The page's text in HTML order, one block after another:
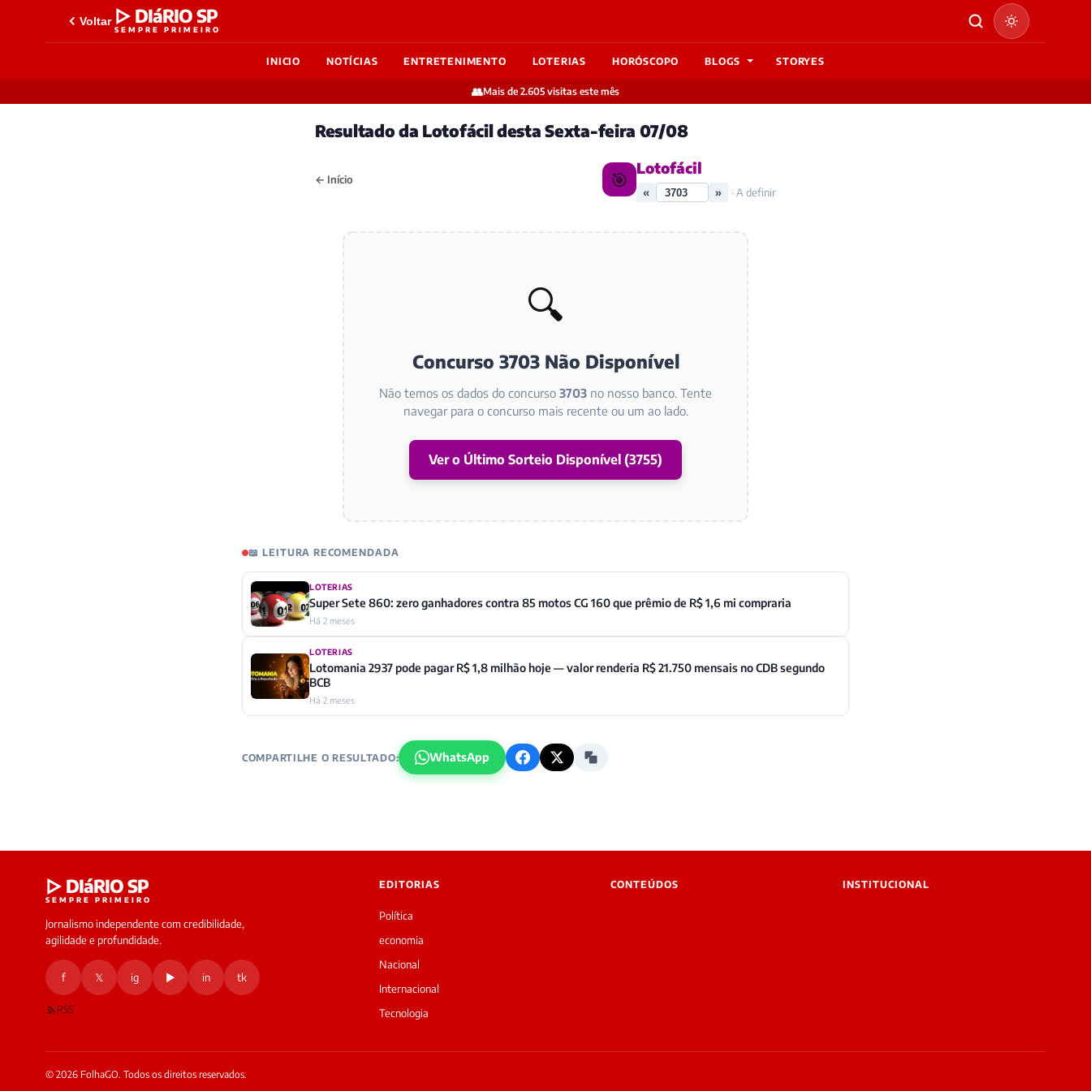
Voltar ▷ DIáRIO SP
SEMPRE PRIMEIRO
INICIO NOTÍCIAS ENTRETENIMENTO LOTERIAS HORÓSCOPO BLOGS STORYES
👥Mais de 2.605 visitas este mês
Resultado da Lotofácil desta Sexta-feira 07/08
← Início 🎯 Lotofácil
« » · A definir
🔍
Concurso 3703 Não Disponível
Não temos os dados do concurso 3703 no nosso banco. Tente
navegar para o concurso mais recente ou um ao lado.
Ver o Último Sorteio Disponível (3755)
📖 LEITURA RECOMENDADA
LOTERIAS
Super Sete 860: zero ganhadores contra 85 motos CG 160 que prêmio de R$ 1,6 mi compraria
Há 2 meses
LOTERIAS
Lotomania 2937 pode pagar R$ 1,8 milhão hoje — valor renderia R$ 21.750 mensais no CDB segundo
BCB
Há 2 meses
COMPARTILHE O RESULTADO: WhatsApp
▷ DIáRIO SP
SEMPRE PRIMEIRO
Jornalismo independente com credibilidade,
agilidade e profundidade.
f 𝕏 ig ▶ in tk
RSS
EDITORIAS
Política
economia
Nacional
Internacional
Tecnologia
CONTEÚDOS INSTITUCIONAL
© 2026 FolhaGO. Todos os direitos reservados.